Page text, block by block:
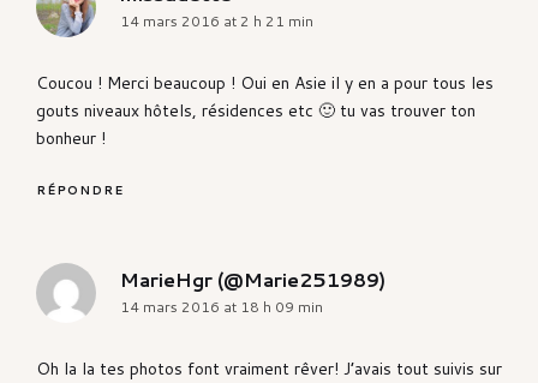
14 mars 2016 at 2 h 21 min
Coucou ! Merci beaucoup ! Oui en Asie il y en a pour tous les
gouts niveaux hôtels, résidences etc 🙂 tu vas trouver ton
bonheur !
RÉPONDRE
MarieHgr (@Marie251989)
14 mars 2016 at 18 h 09 min
Oh la la tes photos font vraiment rêver! J’avais tout suivis sur